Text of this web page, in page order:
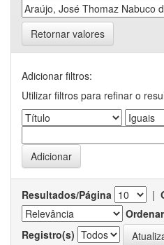
Retornar valores
Adicionar filtros:
Utilizar filtros para refinar o
Resultados/Página |
Ordenar
Registro(s)